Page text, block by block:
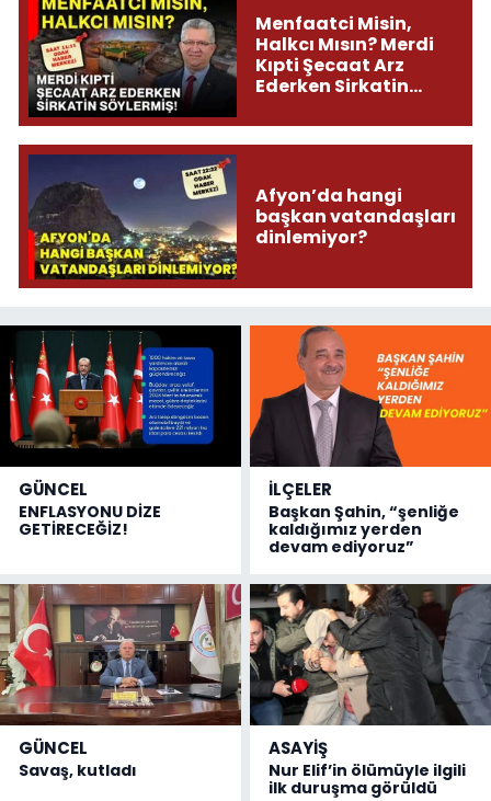
Menfaatci Misin,
Halkcı Mısın? Merdi
Kıpti Şecaat Arz
Ederken Sirkatin
Afyon’da hangi
başkan vatandaşları
dinlemiyor?
GÜNCEL
ENFLASYONU DİZE
GETİRECEĞİZ!
İLÇELER
Başkan Şahin, “şenliğe
kaldığımız yerden
devam ediyoruz”
GÜNCEL
Savaş, kutladı
ASAYİŞ
Nur Elif’in ölümüyle ilgili
ilk duruşma görüldü